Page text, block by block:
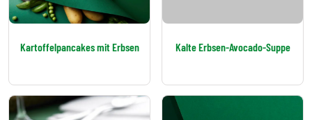
Kartoffelpancakes mit Erbsen Kalte Erbsen-Avocado-Suppe